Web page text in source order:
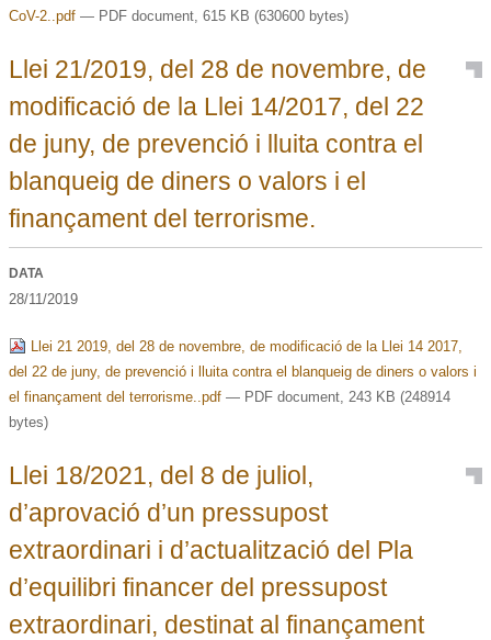
CoV-2..pdf— PDF document, 615 KB (630600 bytes)
Llei 21/2019, del 28 de novembre, de
modificació de la Llei 14/2017, del 22
de juny, de prevenció i lluita contra el
blanqueig de diners o valors i el
finançament del terrorisme.
DATA
28/11/2019
Llei 21 2019, del 28 de novembre, de modificació de la Llei 14 2017,
del 22 de juny, de prevenció i lluita contra el blanqueig de diners o valors i
el finançament del terrorisme..pdf— PDF document, 243 KB (248914
bytes)
Llei 18/2021, del 8 de juliol,
d’aprovació d’un pressupost
extraordinari i d’actualització del Pla
d’equilibri financer del pressupost
extraordinari, destinat al finançament